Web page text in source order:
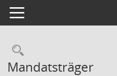
Toggle navigation
Rechercheauswahl
Mandatsträger